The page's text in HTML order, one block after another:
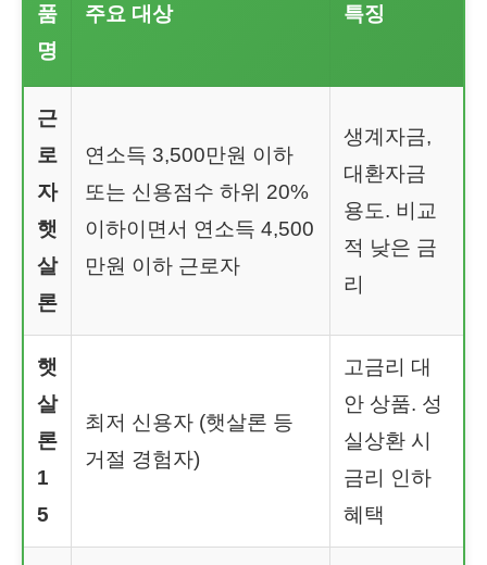
품
명
주요 대상 특징
근
로
자
햇
살
론
연소득 3,500만원 이하
또는 신용점수 하위 20%
이하이면서 연소득 4,500
만원 이하 근로자
생계자금,
대환자금
용도. 비교
적 낮은 금
리
햇
살
론
1
5
최저 신용자 (햇살론 등
거절 경험자)
고금리 대
안 상품. 성
실상환 시
금리 인하
혜택